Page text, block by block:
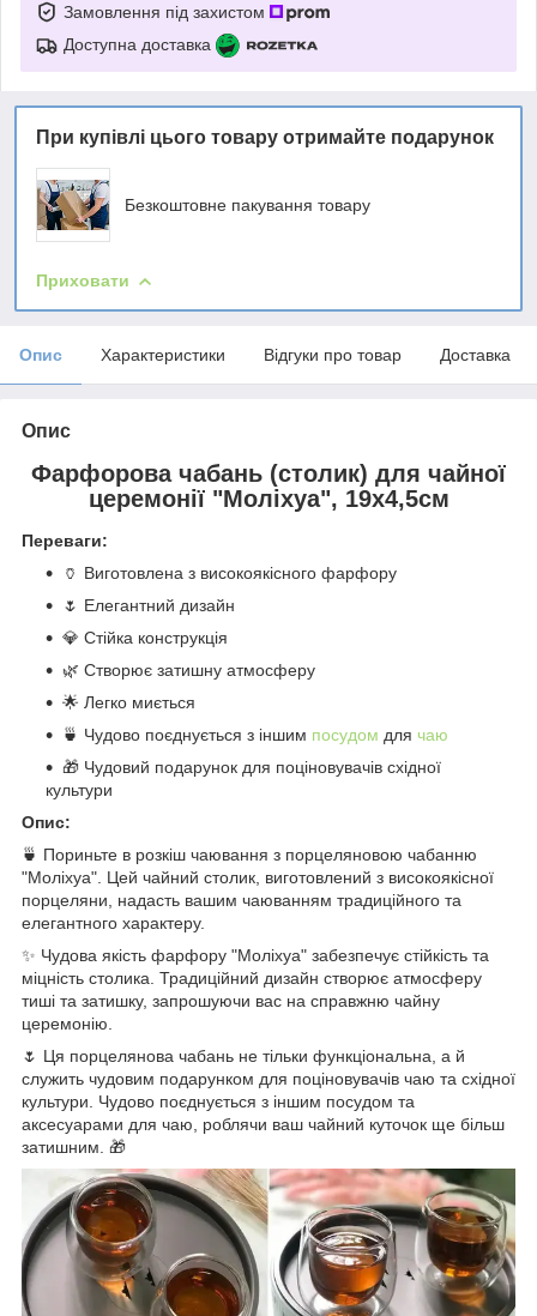
Замовлення під захистом
Доступна доставка
При купівлі цього товару отримайте подарунок
Безкоштовне пакування товару
Приховати
Опис Характеристики Відгуки про товар Доставка
Опис
Фарфорова чабань (столик) для чайної
церемонії "Моліхуа", 19х4,5см
Переваги:
🏺 Виготовлена з високоякісного фарфору
🌷 Елегантний дизайн
💎 Стійка конструкція
🌿 Створює затишну атмосферу
🌟 Легко миється
🍵 Чудово поєднується з іншим посудом для чаю
🎁 Чудовий подарунок для поціновувачів східної
культури
Опис:
🍵 Пориньте в розкіш чаювання з порцеляновою чабанню
"Моліхуа". Цей чайний столик, виготовлений з високоякісної
порцеляни, надасть вашим чаюванням традиційного та
елегантного характеру.
✨ Чудова якість фарфору "Моліхуа" забезпечує стійкість та
міцність столика. Традиційний дизайн створює атмосферу
тиші та затишку, запрошуючи вас на справжню чайну
церемонію.
🌷 Ця порцелянова чабань не тільки функціональна, а й
служить чудовим подарунком для поціновувачів чаю та східної
культури. Чудово поєднується з іншим посудом та
аксесуарами для чаю, роблячи ваш чайний куточок ще більш
затишним. 🎁